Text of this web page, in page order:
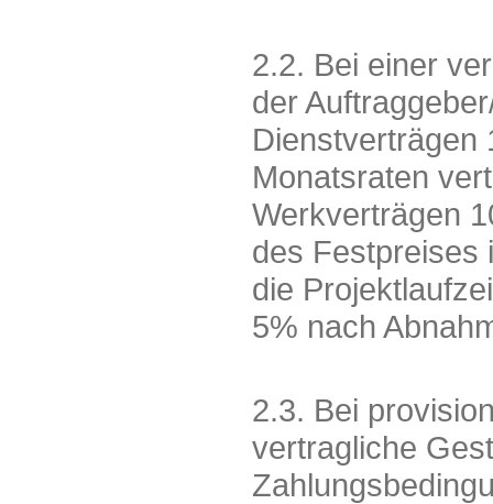
2.2. Bei einer
der
Dienstverträgen
Monatsraten
Werkverträgen
des Festpreises
die
5% nach
2.3. Bei
vertragliche